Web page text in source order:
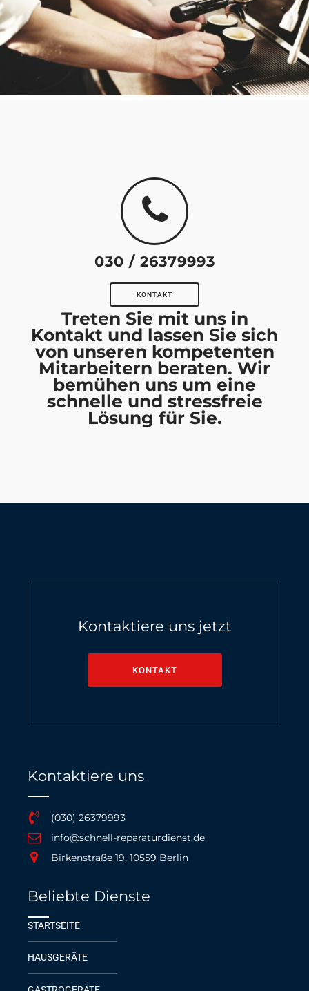
030 / 26379993
KONTAKT
Treten Sie mit uns in
Kontakt und lassen Sie sich
von unseren kompetenten
Mitarbeitern beraten. Wir
bemühen uns um eine
schnelle und stressfreie
Lösung für Sie.
Kontaktiere uns jetzt
KONTAKT
Kontaktiere uns
(030) 26379993
info@schnell-reparaturdienst.de
Birkenstraße 19, 10559 Berlin
Beliebte Dienste
STARTSEITE
HAUSGERÄTE